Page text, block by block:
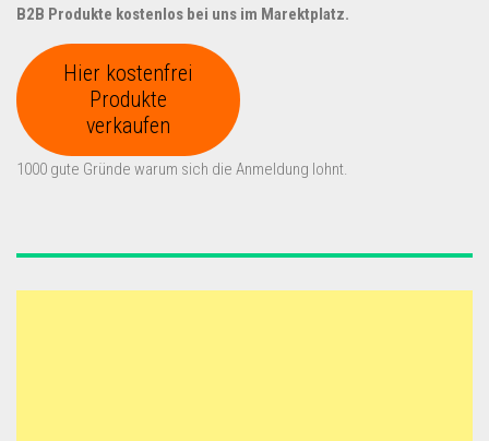
B2B Produkte kostenlos bei uns im Marektplatz.
Hier kostenfrei
Produkte
verkaufen
1000 gute Gründe warum sich die Anmeldung lohnt.